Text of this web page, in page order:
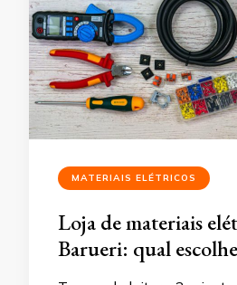
MATERIAIS ELÉTRICOS
Loja de materiais
Barueri: qual